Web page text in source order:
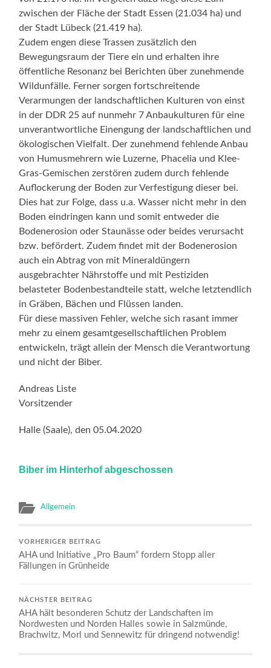
zwischen der Fläche der Stadt Essen (21.034 ha) und
der Stadt Lübeck (21.419 ha).
Zudem engen diese Trassen zusätzlich den
Bewegungsraum der Tiere ein und erhalten ihre
öffentliche Resonanz bei Berichten über zunehmende
Wildunfälle. Ferner sorgen fortschreitende
Verarmungen der landschaftlichen Kulturen von einst
in der DDR 25 auf nunmehr 7 Anbaukulturen für eine
unverantwortliche Einengung der landschaftlichen und
ökologischen Vielfalt. Der zunehmend fehlende Anbau
von Humusmehrern wie Luzerne, Phacelia und Klee-
Gras-Gemischen zerstören zudem durch fehlende
Auflockerung der Boden zur Verfestigung dieser bei.
Dies hat zur Folge, dass u.a. Wasser nicht mehr in den
Boden eindringen kann und somit entweder die
Bodenerosion oder Staunässe oder beides verursacht
bzw. befördert. Zudem findet mit der Bodenerosion
auch ein Abtrag von mit Mineraldüngern
ausgebrachter Nährstoffe und mit Pestiziden
belasteter Bodenbestandteile statt, welche letztendlich
in Gräben, Bächen und Flüssen landen.
Für diese massiven Fehler, welche sich rasant immer
mehr zu einem gesamtgesellschaftlichen Problem
entwickeln, trägt allein der Mensch die Verantwortung
und nicht der Biber.
Andreas Liste
Vorsitzender
Halle (Saale), den 05.04.2020
Biber im Hinterhof abgeschossen
Allgemein
VORHERIGER BEITRAG
AHA und Initiative „Pro Baum“ fordern Stopp aller
Fällungen in Grünheide
NÄCHSTER BEITRAG
AHA hält besonderen Schutz der Landschaften im
Nordwesten und Norden Halles sowie in Salzmünde,
Brachwitz, Morl und Sennewitz für dringend notwendig!